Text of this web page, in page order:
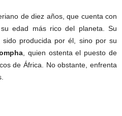
de diez años, que cuenta con
edad más rico del planeta. Su
producida por él, sino por su
, quien ostenta el puesto de
de África. No obstante, enfrenta